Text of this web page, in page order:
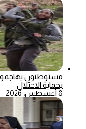
مستوطنون
بحماية الاحتلال
8 أغسطس، 2026